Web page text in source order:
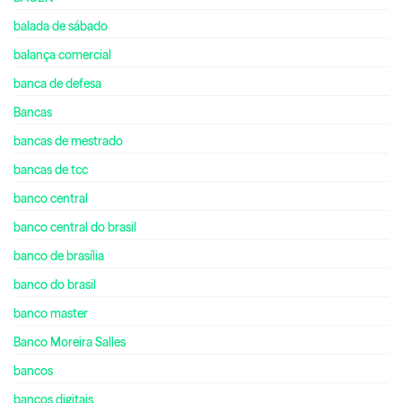
balada de sábado
balança comercial
banca de defesa
Bancas
bancas de mestrado
bancas de tcc
banco central
banco central do brasil
banco de brasília
banco do brasil
banco master
Banco Moreira Salles
bancos
bancos digitais